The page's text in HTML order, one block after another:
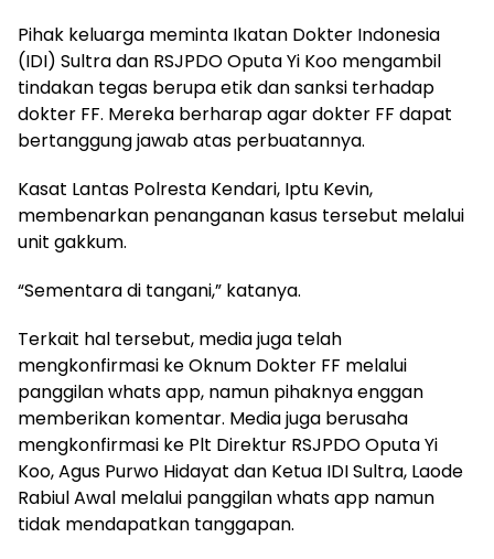
Pihak keluarga meminta Ikatan Dokter Indonesia
(IDI) Sultra dan RSJPDO Oputa Yi Koo mengambil
tindakan tegas berupa etik dan sanksi terhadap
dokter FF. Mereka berharap agar dokter FF dapat
bertanggung jawab atas perbuatannya.
Kasat Lantas Polresta Kendari, Iptu Kevin,
membenarkan penanganan kasus tersebut melalui
unit gakkum.
“Sementara di tangani,” katanya.
Terkait hal tersebut, media juga telah
mengkonfirmasi ke Oknum Dokter FF melalui
panggilan whats app, namun pihaknya enggan
memberikan komentar. Media juga berusaha
mengkonfirmasi ke Plt Direktur RSJPDO Oputa Yi
Koo, Agus Purwo Hidayat dan Ketua IDI Sultra, Laode
Rabiul Awal melalui panggilan whats app namun
tidak mendapatkan tanggapan.